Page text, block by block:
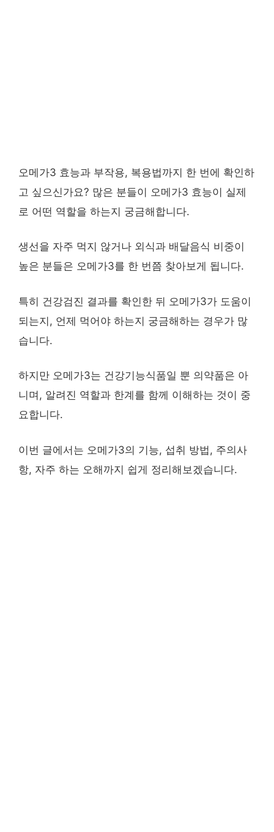
오메가3 효능과 부작용, 복용법까지 한 번에 확인하
고 싶으신가요? 많은 분들이 오메가3 효능이 실제
로 어떤 역할을 하는지 궁금해합니다.
생선을 자주 먹지 않거나 외식과 배달음식 비중이
높은 분들은 오메가3를 한 번쯤 찾아보게 됩니다.
특히 건강검진 결과를 확인한 뒤 오메가3가 도움이
되는지, 언제 먹어야 하는지 궁금해하는 경우가 많
습니다.
하지만 오메가3는 건강기능식품일 뿐 의약품은 아
니며, 알려진 역할과 한계를 함께 이해하는 것이 중
요합니다.
이번 글에서는 오메가3의 기능, 섭취 방법, 주의사
항, 자주 하는 오해까지 쉽게 정리해보겠습니다.